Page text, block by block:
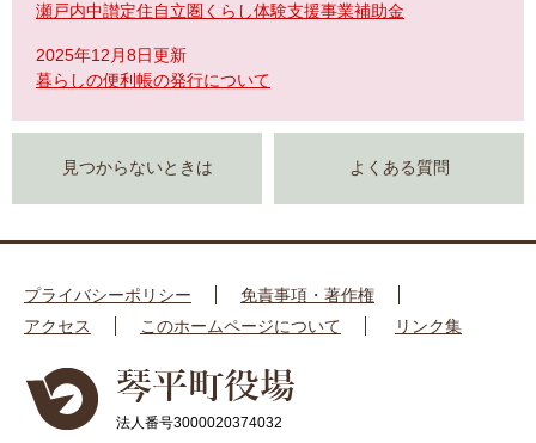
瀬戸内中讃定住自立圏くらし体験支援事業補助金
2025年12月8日更新
暮らしの便利帳の発行について
見つからないときは よくある質問
プライバシーポリシー
免責事項・著作権
アクセス
このホームページについて リンク集
法人番号3000020374032